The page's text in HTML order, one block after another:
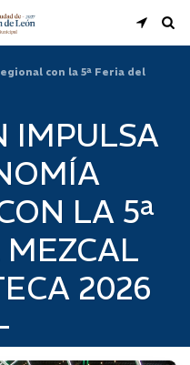
con la 5ª Feria del
IMPULSA
LA 5ª
2026